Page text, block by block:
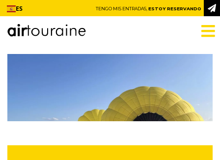
Ir al contenido
ES TENGO MIS ENTRADAS,ESTOY RESERVANDO